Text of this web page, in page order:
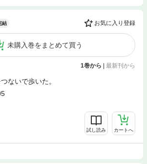
結 お気に入り登録
未購入巻をまとめて買う
1巻から | 最新刊から
ないで歩いた。
試し読み カートへ